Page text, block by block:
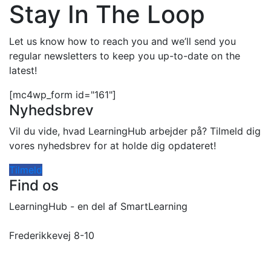
Stay In The Loop
Let us know how to reach you and we’ll send you
regular newsletters to keep you up-to-date on the
latest!
[mc4wp_form id="161"]
Nyhedsbrev
Vil du vide, hvad LearningHub arbejder på? Tilmeld dig
vores nyhedsbrev for at holde dig opdateret!
Tilmeld
Find os
LearningHub - en del af SmartLearning
Frederikkevej 8-10